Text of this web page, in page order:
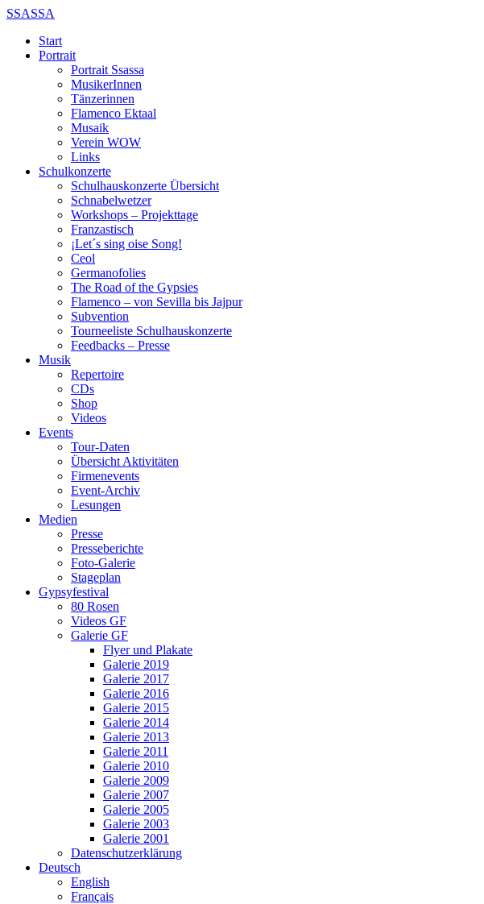
SSASSA
Start
Portrait
Portrait Ssassa
MusikerInnen
Tänzerinnen
Flamenco Ektaal
Musaik
Verein WOW
Links
Schulkonzerte
Schulhauskonzerte Übersicht
Schnabelwetzer
Workshops – Projekttage
Franzastisch
¡Let´s sing oise Song!
Ceol
Germanofolies
The Road of the Gypsies
Flamenco – von Sevilla bis Jajpur
Subvention
Tourneeliste Schulhauskonzerte
Feedbacks – Presse
Musik
Repertoire
CDs
Shop
Videos
Events
Tour-Daten
Übersicht Aktivitäten
Firmenevents
Event-Archiv
Lesungen
Medien
Presse
Presseberichte
Foto-Galerie
Stageplan
Gypsyfestival
80 Rosen
Videos GF
Galerie GF
Flyer und Plakate
Galerie 2019
Galerie 2017
Galerie 2016
Galerie 2015
Galerie 2014
Galerie 2013
Galerie 2011
Galerie 2010
Galerie 2009
Galerie 2007
Galerie 2005
Galerie 2003
Galerie 2001
Datenschutzerklärung
Deutsch
English
Français